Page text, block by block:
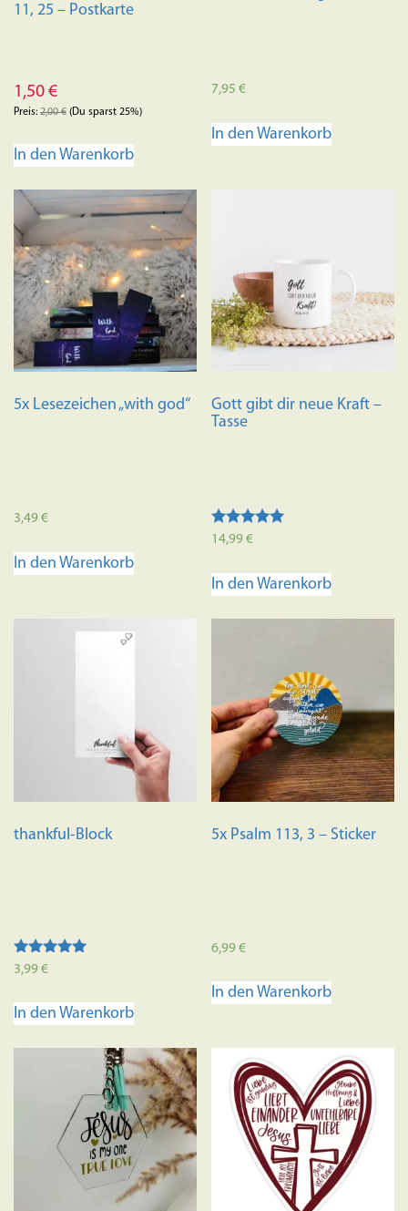
11, 25 – Postkarte
1,50 €
Preis: 2,00€ (Du sparst 25%)
In den Warenkorb
7,95€
In den Warenkorb
5x Lesezeichen „with god“
3,49€
In den Warenkorb
Gott gibt dir neue Kraft –
Tasse
Bewertet mit
14,99€
In den Warenkorb
thankful-Block
Bewertet mit
3,99€
In den Warenkorb
5x Psalm 113, 3 – Sticker
6,99€
In den Warenkorb